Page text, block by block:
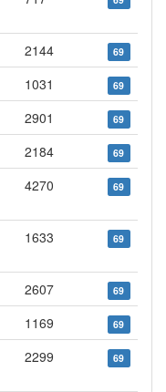
2144 69
1031 69
2901 69
2184 69
4270 69
1633 69
2607 69
1169 69
2299 69